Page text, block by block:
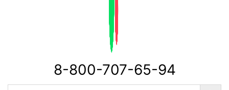
8-800-707-65-94